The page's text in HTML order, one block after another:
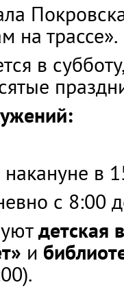
на трассе».
в
в
с 8:00
детская
и